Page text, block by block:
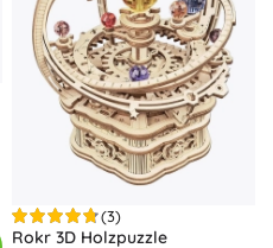
(3)
Rokr 3D Holzpuzzle